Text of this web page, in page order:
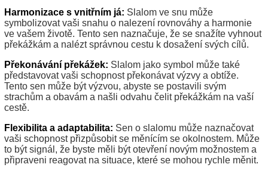
Harmonizace s vnitřním já: Slalom ve snu může
symbolizovat vaši snahu o nalezení rovnováhy a harmonie
ve vašem životě. Tento sen naznačuje, že se snažíte vyhnout
překážkám a nalézt správnou cestu k dosažení svých cílů.
Překonávání překážek: Slalom jako symbol může také
představovat vaši schopnost překonávat výzvy a obtíže.
Tento sen může být výzvou, abyste se postavili svým
strachům a obavám a našli odvahu čelit překážkám na vaší
cestě.
Flexibilita a adaptabilita: Sen o slalomu může naznačovat
vaši schopnost přizpůsobit se měnícím se okolnostem. Může
to být signál, že byste měli být otevření novým možnostem a
připraveni reagovat na situace, které se mohou rychle měnit.